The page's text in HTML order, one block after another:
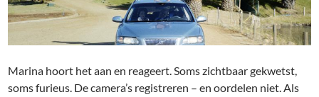
Marina hoort het aan en reageert. Soms zichtbaar gekwetst,
soms furieus. De camera’s registreren – en oordelen niet. Als